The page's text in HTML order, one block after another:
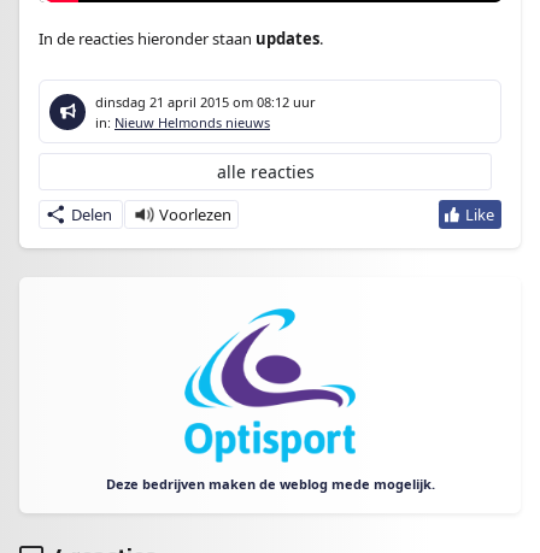
In de reacties hieronder staan updates.
dinsdag 21 april 2015 om 08:12 uur
in: Nieuw Helmonds nieuws
Delen
alle reacties
Deze bedrijven maken de weblog mede mogelijk.